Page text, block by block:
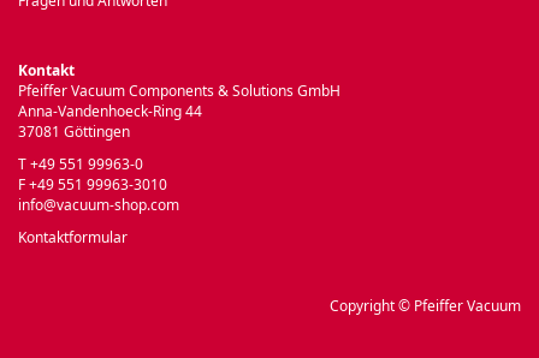
Kontakt
Pfeiffer Vacuum Components & Solutions GmbH
Anna-Vandenhoeck-Ring 44
37081 Göttingen
T +49 551 99963-0
F +49 551 99963-3010
info@vacuum-shop.com
Kontaktformular
Copyright © Pfeiffer Vacuum